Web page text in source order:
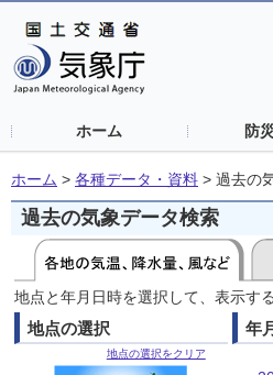
ホーム 防
ホーム > 各種データ・資料 > 過去の
過去の気象データ検索
地点と年月日時を選択して、表示す
地点の選択
地点の選択をクリア
年